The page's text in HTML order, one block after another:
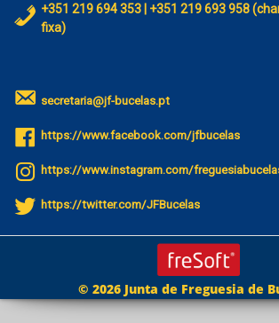
+351 219 694 353 | +351 219 693 958
fixa)
secretaria@jf-bucelas.pt
https://www.facebook.com/jfbucelas
https://www.instagram.com/
https://twitter.com/JFBucelas
© 2026 Junta de Freguesia de